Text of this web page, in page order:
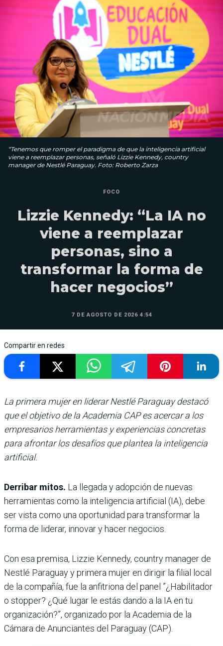
“Tenemos que romper el paradigma de que la inteligencia artificial
viene a reemplazar personas, señaló Lizzie Kennedy, country
manager de Nestlé Paraguay. Foto: Roberto Zarza
FOCO
Lizzie Kennedy: “La IA no
viene a reemplazar
personas, sino a
transformar la forma de
hacer negocios”
7 DE AGOSTO DE 2026 4:54
Compartir en redes
La primera mujer en liderar Nestlé Paraguay destacó
que el objetivo de la Academia CAP es acercar a los
empresarios herramientas y experiencias concretas
para afrontar los desafíos que plantea la inteligencia
artificial.
Derribar mitos. La llegada y adopción de nuevas
herramientas como la inteligencia artificial (IA), debe
ser vista como una oportunidad para transformar la
forma de liderar, innovar y hacer negocios.
Con esa premisa, Lizzie Kennedy, country manager de
Nestlé Paraguay y primera mujer en dirigir la filial local
de la compañía, fue la anfitriona del panel ”¿Habilitador
o stopper? ¿Qué lugar le estás dando a la IA en tu
organización?”, organizado por la Academia de la
Cámara de Anunciantes del Paraguay (CAP).